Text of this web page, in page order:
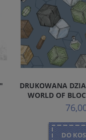
DRUKOWANA
WORLD OF
DO